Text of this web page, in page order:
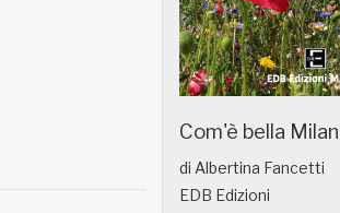
Com'è bella
di Albertina Fancetti
EDB Edizioni